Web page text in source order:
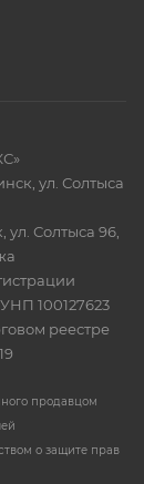
ул. Солтыса
Солтыса 96,
100127623
реестре
продавцом
о защите прав